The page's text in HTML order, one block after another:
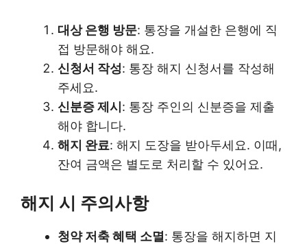
대상 은행 방문: 통장을 개설한 은행에 직
접 방문해야 해요.
신청서 작성: 통장 해지 신청서를 작성해
주세요.
신분증 제시 : 통장 주인의 신분증을 제출
해야 합니다.
해지 완료: 해지 도장을 받아두세요. 이때,
잔여 금액은 별도로 처리할 수 있어요.
해지 시 주의사항
청약 저축 혜택 소멸 : 통장을 해지하면 지